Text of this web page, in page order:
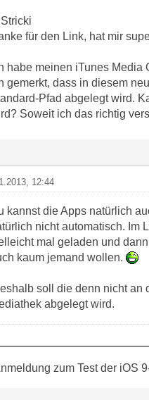
für den Link, hat mir
habe meinen iTunes
gemerkt, dass in diesem
Pfad abgelegt wird.
Soweit ich das richtig
12:44
kannst die Apps natürlich
nicht automatisch. Im
mal geladen und
kaum jemand wollen.
soll die denn nicht an
abgelegt wird.
zum Test der iOS